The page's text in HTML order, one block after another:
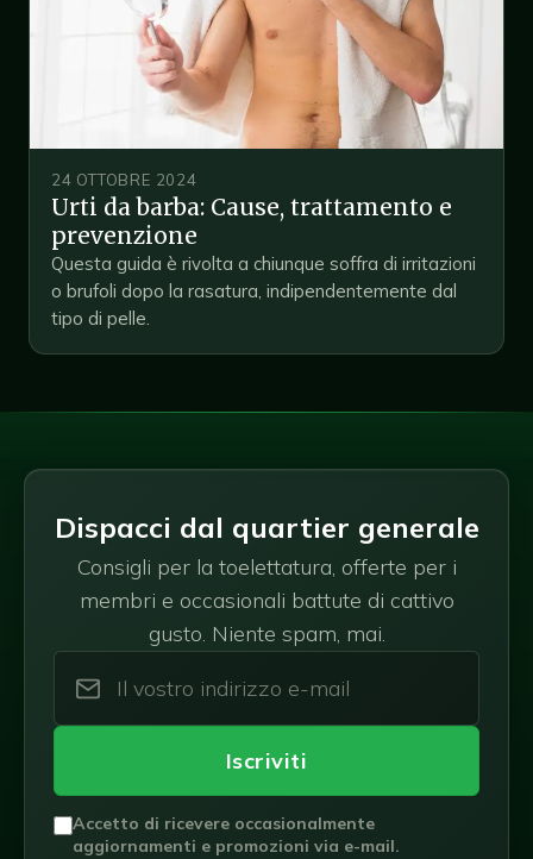
24 OTTOBRE 2024
Urti da barba: Cause, trattamento e
prevenzione
Questa guida è rivolta a chiunque soffra di irritazioni
o brufoli dopo la rasatura, indipendentemente dal
tipo di pelle.
Dispacci dal quartier generale
Consigli per la toelettatura, offerte per i
membri e occasionali battute di cattivo
gusto. Niente spam, mai.
Iscriviti
Accetto di ricevere occasionalmente
aggiornamenti e promozioni via e-mail.